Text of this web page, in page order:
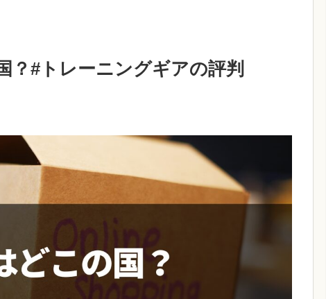
？#トレーニングギアの評判